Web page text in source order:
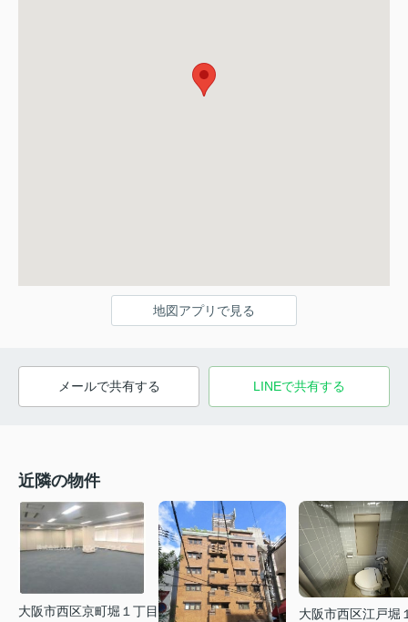
地図アプリで見る
メールで共有する LINEで共有する
近隣の物件
大阪市西区京町堀１丁目
大阪市西区江戸堀